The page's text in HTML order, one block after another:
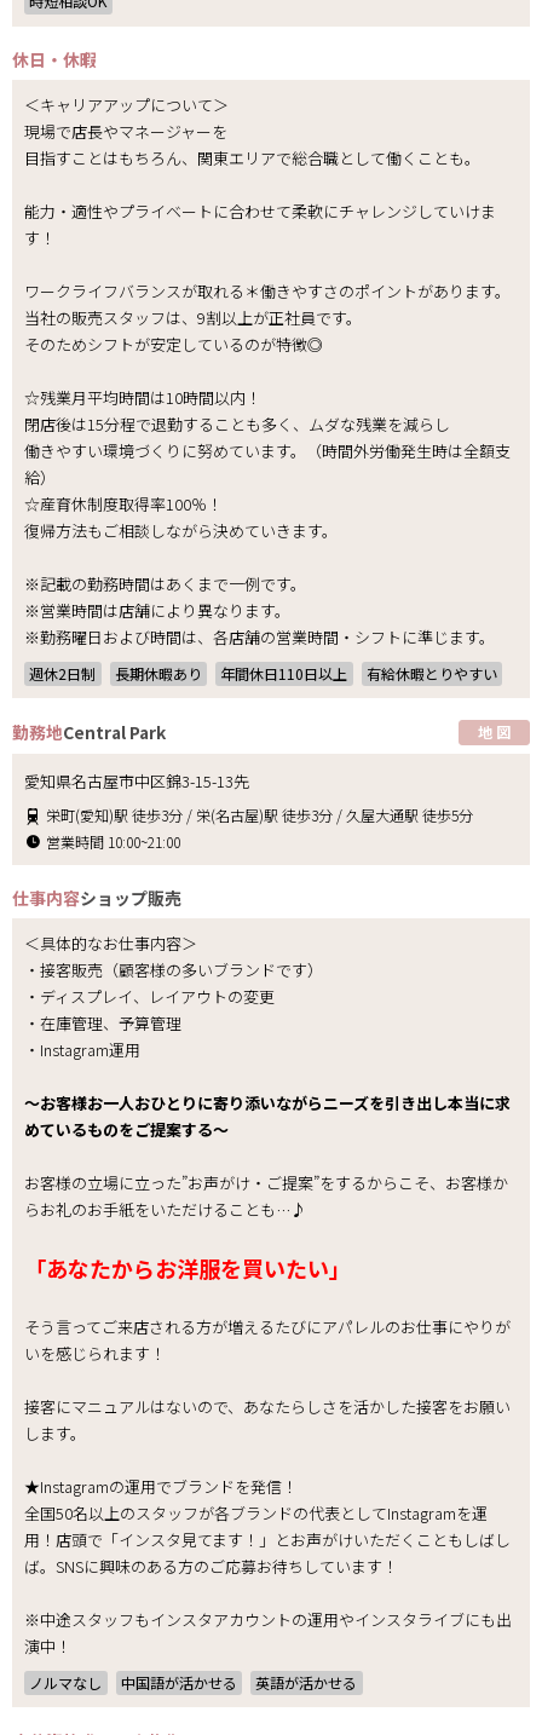
休日・休暇
＜キャリアアップについて＞
現場で店長やマネージャーを
目指すことはもちろん、関東エリアで総合職として働くことも。
能力・適性やプライベートに合わせて柔軟にチャレンジしていけま
す！
ワークライフバランスが取れる＊働きやすさのポイントがあります。
当社の販売スタッフは、9割以上が正社員です。
そのためシフトが安定しているのが特徴◎
☆残業月平均時間は10時間以内！
閉店後は15分程で退勤することも多く、ムダな残業を減らし
働きやすい環境づくりに努めています。（時間外労働発生時は全額支
給）
☆産育休制度取得率100％！
復帰方法もご相談しながら決めていきます。
※記載の勤務時間はあくまで一例です。
※営業時間は店舗により異なります。
※勤務曜日および時間は、各店舗の営業時間・シフトに準じます。
週休2日制 長期休暇あり 年間休日110日以上 有給休暇とりやすい
勤務地Central Park 地 図
愛知県名古屋市中区錦3-15-13先
栄町(愛知)駅 徒歩3分 / 栄(名古屋)駅 徒歩3分 / 久屋大通駅 徒歩5分
営業時間 10:00~21:00
仕事内容ショップ販売
＜具体的なお仕事内容＞
・接客販売（顧客様の多いブランドです）
・ディスプレイ、レイアウトの変更
・在庫管理、予算管理
・Instagram運用
～お客様お一人おひとりに寄り添いながらニーズを引き出し本当に求
めているものをご提案する～
お客様の立場に立った”お声がけ・ご提案”をするからこそ、お客様か
らお礼のお手紙をいただけることも…♪
「あなたからお洋服を買いたい」
そう言ってご来店される方が増えるたびにアパレルのお仕事にやりが
いを感じられます！
接客にマニュアルはないので、あなたらしさを活かした接客をお願い
します。
★Instagramの運用でブランドを発信！
全国50名以上のスタッフが各ブランドの代表としてInstagramを運
用！店頭で「インスタ見てます！」とお声がけいただくこともしばし
ば。SNSに興味のある方のご応募お待ちしています！
※中途スタッフもインスタアカウントの運用やインスタライブにも出
演中！
ノルマなし 中国語が活かせる 英語が活かせる